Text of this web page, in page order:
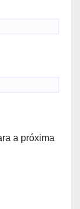
a próxima